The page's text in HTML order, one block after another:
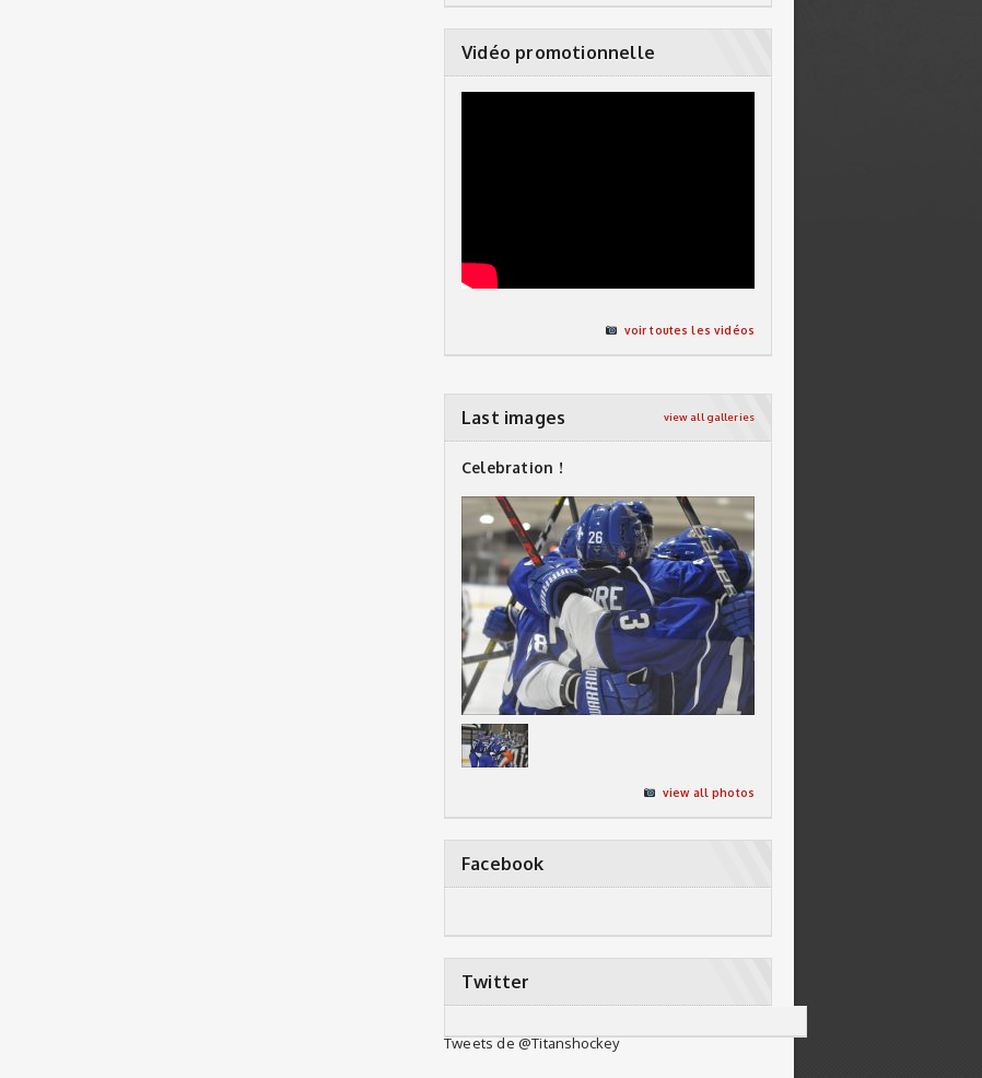
Vidéo promotionnelle
voir toutes les vidéos
Last images view all galleries
Celebration !
view all photos
Facebook
Twitter
Tweets de @Titanshockey